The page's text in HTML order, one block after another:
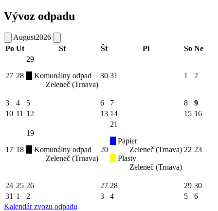
Vývoz odpadu
August2026
Po Ut St Št Pi So Ne
27 28
29
Komunálny odpad
Zeleneč (Trnava)
30 31 1 2
3 4 5 6 7 8
9
10 11 12 13 14 15 16
17 18
19
Komunálny odpad
Zeleneč (Trnava)
20
21
Papier
Zeleneč (Trnava)
Plasty
Zeleneč (Trnava)
22 23
24 25 26 27 28 29 30
31 1 2 3 4 5
6
Kalendár zvozu odpadu